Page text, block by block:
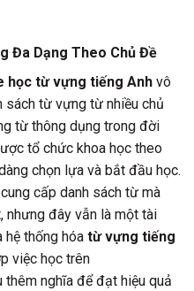
Đa Dạng Theo Chủ Đề
học từ vựng tiếng Anh vô
sách từ vựng từ nhiều chủ
từ thông dụng trong đời
tổ chức khoa học theo
chọn lựa và bắt đầu học.
cấp danh sách từ mà
nhưng đây vẫn là một tài
hệ thống hóa từ vựng tiếng
việc học trên
nghĩa để đạt hiệu quả